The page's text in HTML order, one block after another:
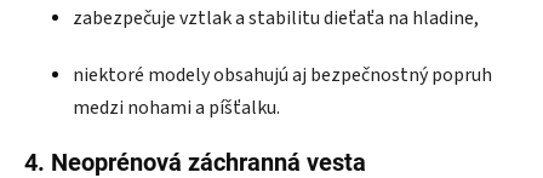
zabezpečuje vztlak a stabilitu dieťaťa na hladine,
niektoré modely obsahujú aj bezpečnostný popruh
medzi nohami a píšťalku.
4. Neoprénová záchranná vesta